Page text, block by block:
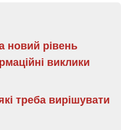
новий рівень
виклики
треба вирішувати